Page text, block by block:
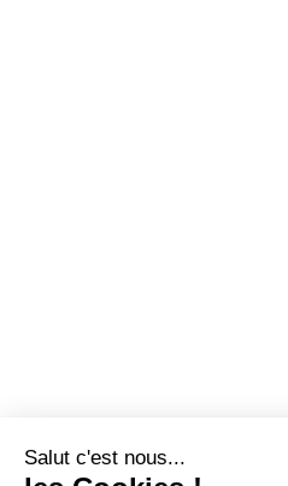
Salut c'est nous...